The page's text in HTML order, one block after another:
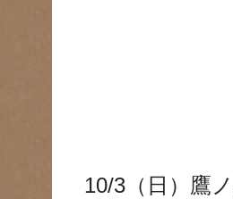
10/3（日）鷹